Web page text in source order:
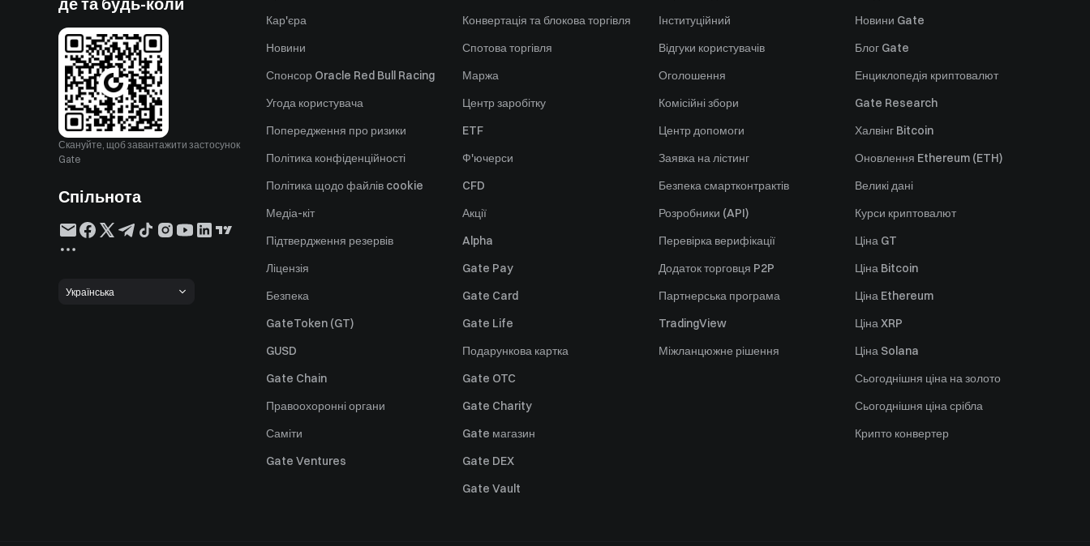
Скануйте, щоб завантажити застосунок
Gate
Спільнота
Українська
Кар'єра
Новини
Спонсор Oracle Red Bull Racing
Угода користувача
Попередження про ризики
Політика конфіденційності
Політика щодо файлів cookie
Медіа-кіт
Підтвердження резервів
Ліцензія
Безпека
GateToken (GT)
GUSD
Gate Chain
Правоохоронні органи
Саміти
Gate Ventures
Конвертація та блокова торгівля
Спотова торгівля
Маржа
Центр заробітку
ETF
Ф'ючерси
CFD
Акції
Alpha
Gate Pay
Gate Card
Gate Life
Подарункова картка
Gate OTC
Gate Charity
Gate магазин
Gate DEX
Gate Vault
Інституційний
Відгуки користувачів
Оголошення
Комісійні збори
Центр допомоги
Заявка на лістинг
Безпека смартконтрактів
Розробники (API)
Перевірка верифікації
Додаток торговця P2P
Партнерська програма
TradingView
Міжланцюжне рішення
Новини Gate
Блог Gate
Енциклопедія криптовалют
Gate Research
Халвінг Bitcoin
Оновлення Ethereum (ETH)
Великі дані
Курси криптовалют
Ціна GT
Ціна Bitcoin
Ціна Ethereum
Ціна XRP
Ціна Solana
Сьогоднішня ціна на золото
Сьогоднішня ціна срібла
Крипто конвертер